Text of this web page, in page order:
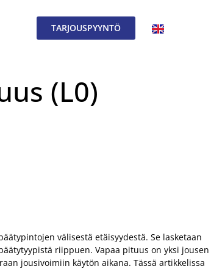
TARJOUSPYYNTÖ
(L0)
välisestä etäisyydestä. Se lasketaan
riippuen. Vapaa pituus on yksi jousen
jousivoimiin käytön aikana. Tässä artikkelissa